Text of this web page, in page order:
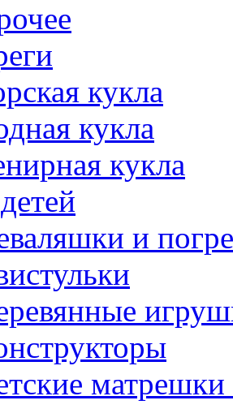
кукла
кукла
кукла
и